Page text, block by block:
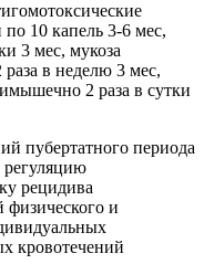
по 10 капель 3-6 мес,
3 мес, мукоза
в неделю 3 мес,
2 раза в сутки
пубертатного периода
рецидива
и
кровотечений